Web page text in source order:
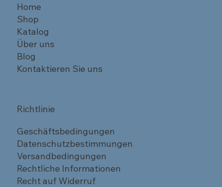
Home
Shop
Katalog
Über uns
Blog
Kontaktieren Sie uns
Richtlinie
Geschäftsbedingungen
Datenschutzbestimmungen
Versandbedingungen
Rechtliche Informationen
Recht auf Widerruf